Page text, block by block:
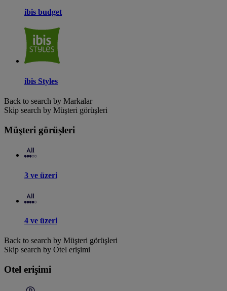
ibis budget
ibis Styles
Back to search by Markalar
Skip search by Müşteri görüşleri
Müşteri görüşleri
3 ve üzeri
4 ve üzeri
Back to search by Müşteri görüşleri
Skip search by Otel erişimi
Otel erişimi